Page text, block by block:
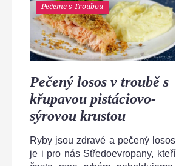
Pečeme s Troubou
Pečený losos v troubě s
křupavou pistáciovo-
sýrovou krustou
Ryby jsou zdravé a pečený losos
je i pro nás Středoevropany, kteří